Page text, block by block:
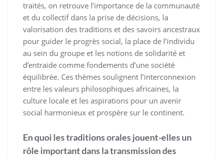
traités, on retrouve l’importance de la communauté
et du collectif dans la prise de décisions, la
valorisation des traditions et des savoirs ancestraux
pour guider le progrès social, la place de l’individu
au sein du groupe et les notions de solidarité et
d’entraide comme fondements d’une société
équilibrée. Ces thèmes soulignent l’interconnexion
entre les valeurs philosophiques africaines, la
culture locale et les aspirations pour un avenir
social harmonieux et prospère sur le continent.
En quoi les traditions orales jouent-elles un
rôle important dans la transmission des